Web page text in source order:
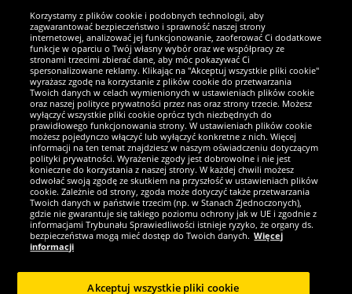
Partnerzy i bezpieczeństwo
Jesteśmy wyjątkowi
Zostań fanem SportRabat!
Korzystamy z plików cookie i podobnych technologii, aby
zagwarantować bezpieczeństwo i sprawność naszej strony
internetowej, analizować jej funkcjonowanie, zaoferować Ci dodatkowe
funkcje w oparciu o Twój własny wybór oraz we współpracy ze
stronami trzecimi zbierać dane, aby móc pokazywać Ci
spersonalizowane reklamy. Klikając na "Akceptuj wszystkie pliki cookie"
wyrażasz zgodę na korzystanie z plików cookie do przetwarzania
Twoich danych w celach wymienionych w ustawieniach plików cookie
oraz naszej polityce prywatności przez nas oraz strony trzecie. Możesz
wyłączyć wszystkie pliki cookie oprócz tych niezbędnych do
prawidłowego funkcjonowania strony. W ustawieniach plików cookie
możesz pojedynczo włączyć lub wyłączyć konkretne z nich. Więcej
informacji na ten temat znajdziesz w naszym oświadczeniu dotyczącym
polityki prywatności. Wyrażenie zgody jest dobrowolne i nie jest
konieczne do korzystania z naszej strony. W każdej chwili możesz
odwołać swoją zgodę ze skutkiem na przyszłość w ustawieniach plików
cookie. Zależnie od strony, zgoda może dotyczyć także przetwarzania
Twoich danych w państwie trzecim (np. w Stanach Zjednoczonych),
gdzie nie gwarantuje się takiego poziomu ochrony jak w UE i zgodnie z
informacjami Trybunału Sprawiedliwości istnieje ryzyko, że organy ds.
bezpieczeństwa mogą mieć dostęp do Twoich danych. Więcej
informacji
Akceptuj wszystkie pliki cookie